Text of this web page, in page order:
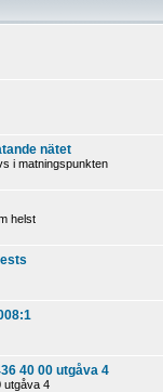
nätet
i matningspunkten
helst
40 00 utgåva 4
utgåva 4